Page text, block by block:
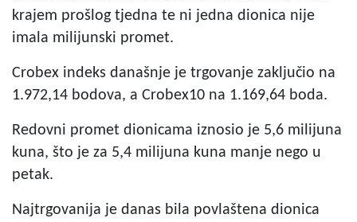
krajem prošlog tjedna te ni jedna dionica nije
imala milijunski promet.
Crobex indeks današnje je trgovanje zaključio na
1.972,14 bodova, a Crobex10 na 1.169,64 boda.
Redovni promet dionicama iznosio je 5,6 milijuna
kuna, što je za 5,4 milijuna kuna manje nego u
petak.
Najtrgovanija je danas bila povlaštena dionica